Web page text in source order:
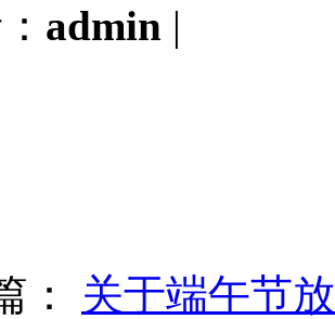
admin |
： 关于端午节